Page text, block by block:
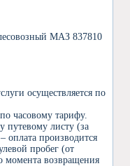
МАЗ 837810
осуществляется по
часовому тарифу.
путевому листу (за
оплата производится
пробег (от
момента возвращения